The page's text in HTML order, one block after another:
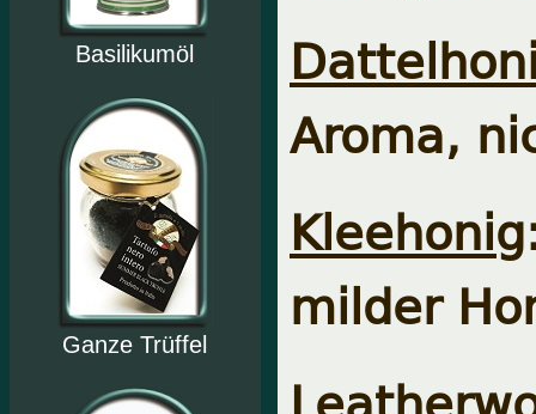
Basilikumöl
Ganze Trüffel
Aroma,
Kleehonig
milder